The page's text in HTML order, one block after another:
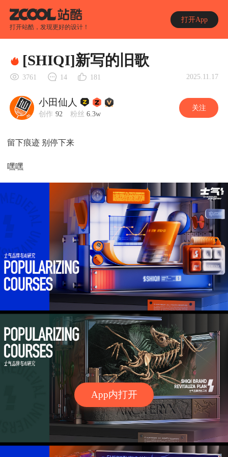
打开站酷，发现更好的设计！
打开App
App内打开
[SHIQI]新写的旧歌
3761 14 181 2025.11.17
小田仙人
创作 92 粉丝 6.3w
关注
留下痕迹 别停下来
嘿嘿